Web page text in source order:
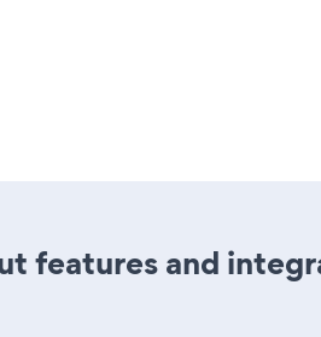
features and